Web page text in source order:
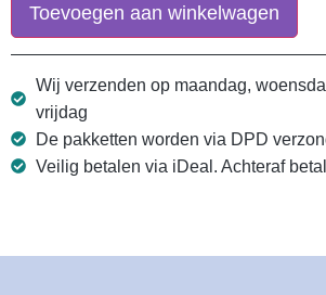
Toevoegen aan winkelwagen
Wij verzenden op maandag,
vrijdag
De pakketten worden via DPD
Veilig betalen via iDeal. Achteraf